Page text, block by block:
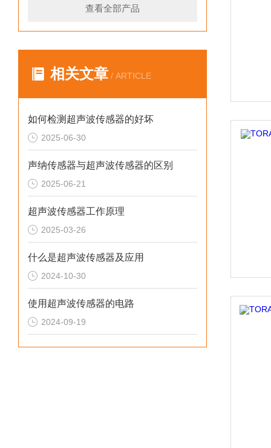
查看全部产品
相关文章 / ARTICLE
如何检测超声波传感器的好坏
2025-06-30
声纳传感器与超声波传感器的区别
2025-06-21
超声波传感器工作原理
2025-03-26
什么是超声波传感器及应用
2024-10-30
使用超声波传感器的电路
2024-09-19